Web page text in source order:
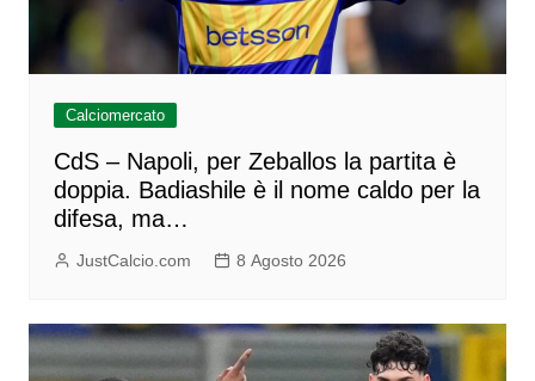
Calciomercato
CdS – Napoli, per Zeballos la partita è
doppia. Badiashile è il nome caldo per la
difesa, ma…
JustCalcio.com 8 Agosto 2026